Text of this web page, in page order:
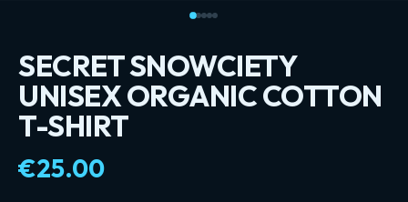
SECRET SNOWCIETY
UNISEX ORGANIC COTTON
T-SHIRT
€25.00